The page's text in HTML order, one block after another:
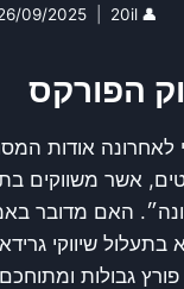
👤
20il
09/2025
הפורקס
לאחרונה אודות
אשר משווקים
האם מדובר
שיווקי
פורץ גבולות